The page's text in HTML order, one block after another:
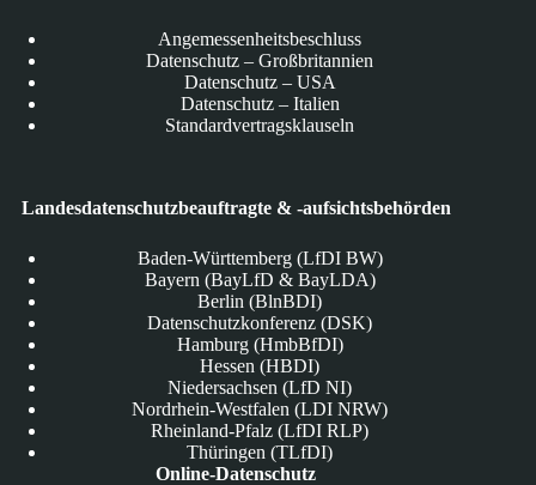
Angemessenheitsbeschluss
Datenschutz – Großbritannien
Datenschutz – USA
Datenschutz – Italien
Standardvertragsklauseln
Landesdatenschutzbeauftragte & -aufsichtsbehörden
Baden-Württemberg (LfDI BW)
Bayern (BayLfD & BayLDA)
Berlin (BlnBDI)
Datenschutzkonferenz (DSK)
Hamburg (HmbBfDI)
Hessen (HBDI)
Niedersachsen (LfD NI)
Nordrhein-Westfalen (LDI NRW)
Rheinland-Pfalz (LfDI RLP)
Thüringen (TLfDI)
Online-Datenschutz